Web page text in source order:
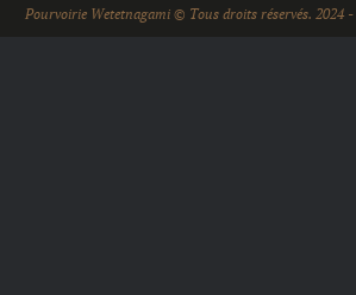
Pourvoirie Wetetnagami © Tous droits réservés. 2024 -